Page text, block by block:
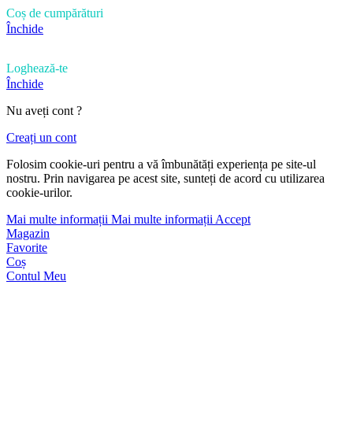
Coș de cumpărături
Închide
Loghează-te
Închide
Nu aveți cont ?
Creați un cont
Folosim cookie-uri pentru a vă îmbunătăți experiența pe site-ul
nostru. Prin navigarea pe acest site, sunteți de acord cu utilizarea
cookie-urilor.
Mai multe informații Mai multe informațiiAccept
Magazin
Favorite
Coș
Contul Meu